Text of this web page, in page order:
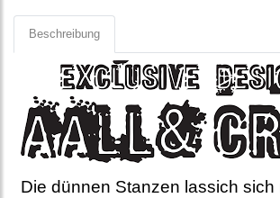
Beschreibung
Die dünnen Stanzen lassich sich